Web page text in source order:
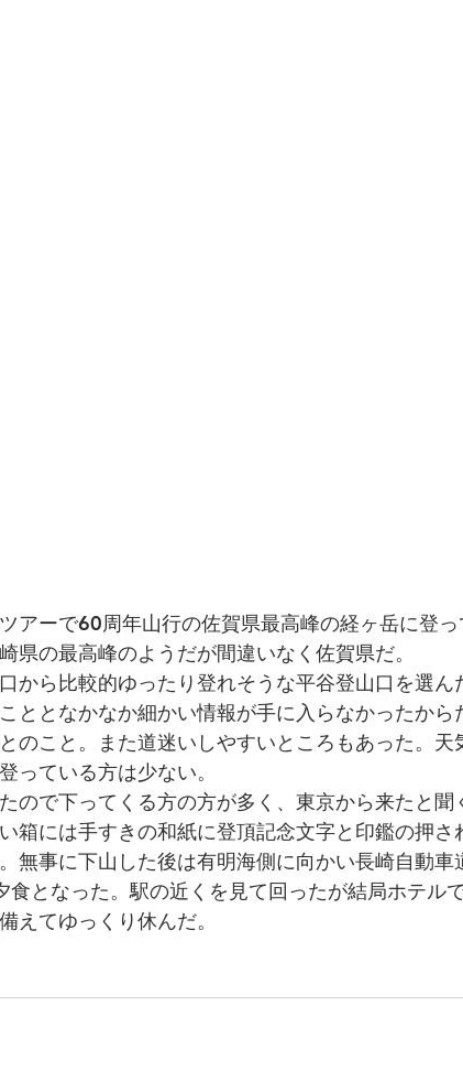
アーで60周年山行の佐賀県最高峰の経ヶ岳に登
県の最高峰のようだが間違いなく佐賀県だ。
から比較的ゆったり登れそうな平谷登山口を選
ととなかなか細かい情報が手に入らなかったか
のこと。また道迷いしやすいところもあった。天
っている方は少ない。
ので下ってくる方の方が多く、東京から来たと聞
箱には手すきの和紙に登頂記念文字と印鑑の押さ
無事に下山した後は有明海側に向かい長崎自動
食となった。駅の近くを見て回ったが結局ホテル
山行に備えてゆっくり